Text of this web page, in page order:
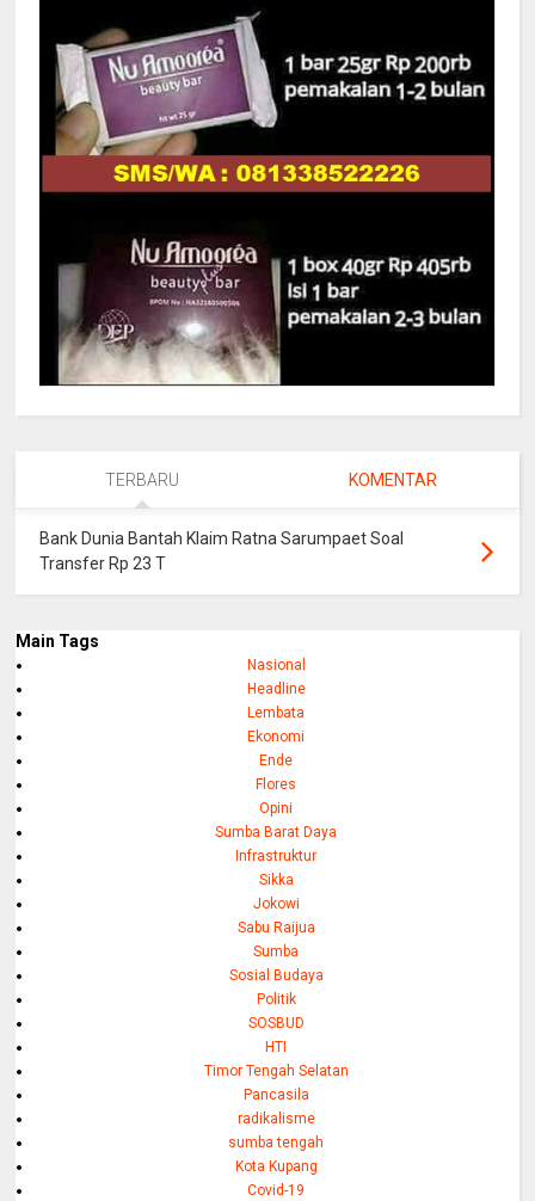
TERBARU KOMENTAR
Bank Dunia Bantah Klaim Ratna Sarumpaet Soal
Transfer Rp 23 T
Main Tags
Nasional
Headline
Lembata
Ekonomi
Ende
Flores
Opini
Sumba Barat Daya
Infrastruktur
Sikka
Jokowi
Sabu Raijua
Sumba
Sosial Budaya
Politik
SOSBUD
HTI
Timor Tengah Selatan
Pancasila
radikalisme
sumba tengah
Kota Kupang
Covid-19